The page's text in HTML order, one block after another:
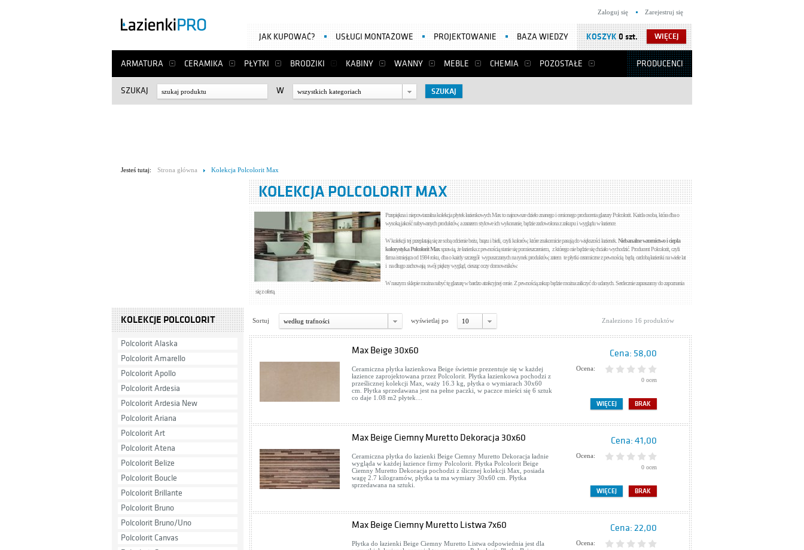
ARMATURA CERAMIKA PŁYTKI BRODZIKI KABINY WANNY MEBLE CHEMIA POZOSTAŁE PRODUCENCI
JAK KUPOWAĆ? USŁUGI MONTAŻOWE PROJEKTOWANIE BAZA WIEDZY WIĘCEJ
KOSZYK0 szt.
Zaloguj się Zarejestruj się
SZUKAJ W wszystkich kategoriach
Jesteś tutaj: Strona główna Kolekcja Polcolorit Max
KOLEKCJE POLCOLORIT
Polcolorit Alaska
Polcolorit Amarello
Polcolorit Apollo
Polcolorit Ardesia
Polcolorit Ardesia New
Polcolorit Ariana
Polcolorit Art
Polcolorit Atena
Polcolorit Belize
Polcolorit Boucle
Polcolorit Brillante
Polcolorit Bruno
Polcolorit Bruno/Uno
Polcolorit Canvas
KOLEKCJA POLCOLORIT MAX
Przepiękna i niepowtarzalna kolekcja płytek łazienkowych Max to najnowsze dzieło znanego i cenionego producenta glazury Polcolorit. Każda osoba, która dba o
wysoką jakość nabywanych produktów, a zarazem stylowe ich wykonanie, będzie zadowolona z zakupu i wyglądu w łazience.
W kolekcji tej przeplatają się ze sobą odcienie beżu, brązu i bieli, czyli kolorów, które znakomicie pasują do większości łazienek. Niebanalne wzornictwo i ciepła
kolorystyka Polcolorit Maxsprawią, że łazienka z pewnością stanie się pomieszczeniem, z którego nie będzie się chciało wychodzić. Producent Polcolorit, czyli
firma istniejąca od 1984 roku, dba o każdy szczegół wypuszczanych na rynek produktów, zatem te płytki ceramiczne z pewnością będą ozdobą łazienki na wiele lat
i na długo zachowają swój piękny wygląd, ciesząc oczy domowników.
W naszym sklepie można nabyć tę glazurę w bardzo atrakcyjnej cenie. Z pewnością zakup będzie można zaliczyć do udanych. Serdecznie zapraszamy do zapoznania
się z ofertą.
Sortuj według trafności wyświetlaj po 10 Znaleziono 16 produktów
Max Beige 30x60
Ceramiczna płytka łazienkowa Beige świetnie prezentuje się w każdej
łazience zaprojektowana przez Polcolorit. Płytka łazienkowa pochodzi z
prześlicznej kolekcji Max, waży 16.3 kg, płytka o wymiarach 30x60
cm. Płytka sprzedawana jest na pełne paczki, w paczce mieści się 6 sztuk
co daje 1.08 m2 płytek…
Cena: 58,00
Ocena:
0 ocen
BRAK
WIĘCEJ
Max Beige Ciemny Muretto Dekoracja 30x60
Ceramiczna płytka do łazienki Beige Ciemny Muretto Dekoracja ładnie
wygląda w każdej łazience firmy Polcolorit. Płytka Polcolorit Beige
Ciemny Muretto Dekoracja pochodzi z ślicznej kolekcji Max, posiada
wagę 2.7 kilogramów, płytka ta ma wymiary 30x60 cm. Płytka
sprzedawana na sztuki.
Cena: 41,00
Ocena:
0 ocen
BRAK
WIĘCEJ
Max Beige Ciemny Muretto Listwa 7x60
Płytka do łazienki Beige Ciemny Muretto Listwa odpowiednia jest dla
Cena: 22,00
Ocena: